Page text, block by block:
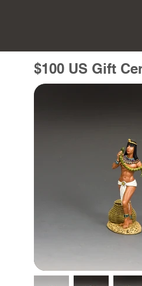
$100 US Gift